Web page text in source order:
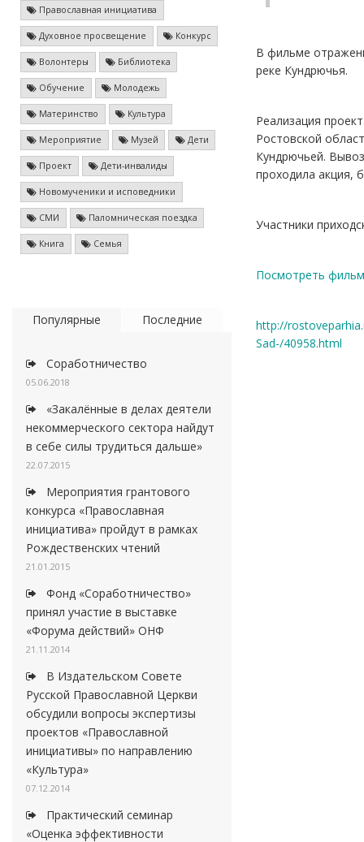
Православная инициатива
Духовное просвещение Конкурс
Волонтеры Библиотека
Обучение Молодежь
Материнство Культура
Мероприятие Музей Дети
Проект Дети-инвалиды
Новомученики и исповедники
СМИ Паломническая поездка
Книга Семья
Популярные Последние
Соработничество
05.06.2018
«Закалённые в делах деятели
некоммерческого сектора найдут
в себе силы трудиться дальше»
22.07.2015
Мероприятия грантового
конкурса «Православная
инициатива» пройдут в рамках
Рождественских чтений
21.01.2015
Фонд «Соработничество»
принял участие в выставке
«Форума действий» ОНФ
21.11.2014
В Издательском Совете
Русской Православной Церкви
обсудили вопросы экспертизы
проектов «Православной
инициативы» по направлению
«Культура»
07.12.2014
Практический семинар
«Оценка эффективности
В фильме
реке Кундрючья.
Реализация
Ростовской
Кундрючьей.
проходила акция,
Участники
Посмотреть фильм
http://
Sad-/40958.html